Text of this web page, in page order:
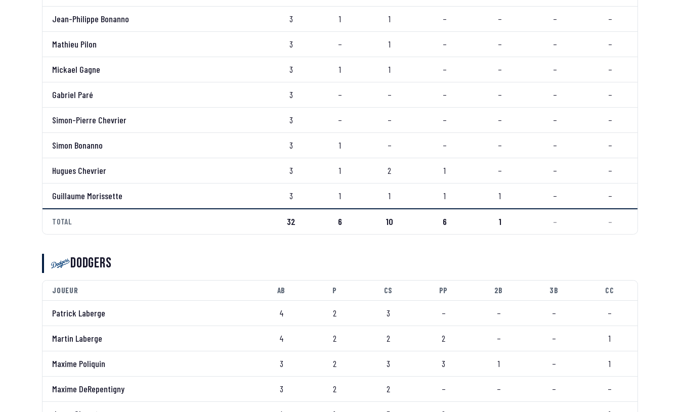
Jean-Philippe Bonanno 3 1 1 – – – –
Mathieu Pilon 3 – 1 – – – –
Mickael Gagne 3 1 1 – – – –
Gabriel Paré 3 – – – – – –
Simon-Pierre Chevrier 3 – – – – – –
Simon Bonanno 3 1 – – – – –
Hugues Chevrier 3 1 2 1 – – –
Guillaume Morissette 3 1 1 1 1 – –
TOTAL 32 6 10 6 1 – –
Dodgers
JOUEUR AB P CS PP 2B 3B CC
Patrick Laberge 4 2 3 – – – –
Martin Laberge 4 2 2 2 – – 1
Maxime Poliquin 3 2 3 3 1 – 1
Maxime DeRepentigny 3 2 2 – – – –